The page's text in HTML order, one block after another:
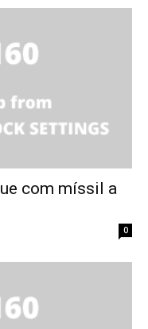
com míssil a
0